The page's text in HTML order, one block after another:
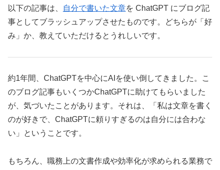
以下の記事は、 自分で書いた文章を ChatGPT にブログ記
事としてブラッシュアップさせたものです。どちらが「好
み」か、教えていただけるとうれしいです。
約1年間、ChatGPTを中心にAIを使い倒してきました。こ
のブログ記事もいくつかChatGPTに助けてもらいました
が、気づいたことがあります。それは、「私は文章を書く
のが好きで、ChatGPTに頼りすぎるのは自分には合わな
い」ということです。
もちろん、職務上の文書作成や効率化が求められる業務で